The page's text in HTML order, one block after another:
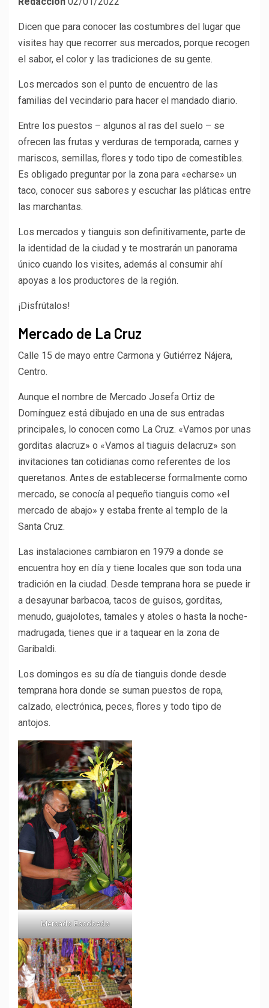
Dicen que para conocer las costumbres del lugar que
visites hay que recorrer sus mercados, porque recogen
el sabor, el color y las tradiciones de su gente.
Los mercados son el punto de encuentro de las
familias del vecindario para hacer el mandado diario.
Entre los puestos – algunos al ras del suelo – se
ofrecen las frutas y verduras de temporada, carnes y
mariscos, semillas, flores y todo tipo de comestibles.
Es obligado preguntar por la zona para «echarse» un
taco, conocer sus sabores y escuchar las pláticas entre
las marchantas.
Los mercados y tianguis son definitivamente, parte de
la identidad de la ciudad y te mostrarán un panorama
único cuando los visites, además al consumir ahí
apoyas a los productores de la región.
¡Disfrútalos!
Mercado de La Cruz
Calle 15 de mayo entre Carmona y Gutiérrez Nájera,
Centro.
Aunque el nombre de Mercado Josefa Ortiz de
Domínguez está dibujado en una de sus entradas
principales, lo conocen como La Cruz. «Vamos por unas
gorditas alacruz» o «Vamos al tiaguis delacruz» son
invitaciones tan cotidianas como referentes de los
queretanos. Antes de establecerse formalmente como
mercado, se conocía al pequeño tianguis como «el
mercado de abajo» y estaba frente al templo de la
Santa Cruz.
Las instalaciones cambiaron en 1979 a donde se
encuentra hoy en día y tiene locales que son toda una
tradición en la ciudad. Desde temprana hora se puede ir
a desayunar barbacoa, tacos de guisos, gorditas,
menudo, guajolotes, tamales y atoles o hasta la noche-
madrugada, tienes que ir a taquear en la zona de
Garibaldi.
Los domingos es su día de tianguis donde desde
temprana hora donde se suman puestos de ropa,
calzado, electrónica, peces, flores y todo tipo de
antojos.
Mercado Escobedo